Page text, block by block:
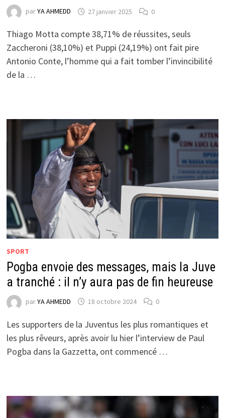
parYA AHMEDD 27 janvier 2025 0
Thiago Motta compte 38,71% de réussites, seuls
Zaccheroni (38,10%) et Puppi (24,19%) ont fait pire
Antonio Conte, l’homme qui a fait tomber l’invincibilité
de la …
SPORT
Pogba envoie des messages, mais la Juve
a tranché : il n’y aura pas de fin heureuse
parYA AHMEDD 18 octobre 2024 0
Les supporters de la Juventus les plus romantiques et
les plus rêveurs, après avoir lu hier l’interview de Paul
Pogba dans la Gazzetta, ont commencé …